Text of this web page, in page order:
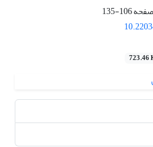
106-135
723.46